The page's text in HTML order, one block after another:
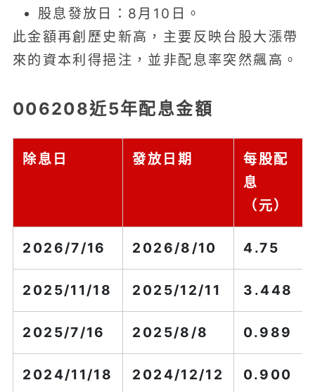
股息發放日：8月10日。
此金額再創歷史新高，主要反映台股大漲帶
來的資本利得挹注，並非配息率突然飆高。
006208近5年配息金額
除息日 發放日期
每股配
息
（元）
2026/7/16 2026/8/10 4.75
2025/11/18 2025/12/11 3.448
2025/7/16 2025/8/8 0.989
2024/11/18 2024/12/12 0.900